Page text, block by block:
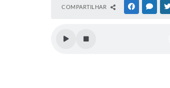
COMPARTILHAR FACEBOOK